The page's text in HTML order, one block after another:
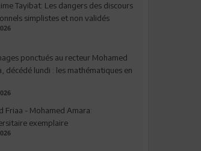
Tayibat: Les dangers des discours
simplistes et non validés
ponctués au recteur Mohamed
décédé lundi : les mathématiques en
Friaa - Mohamed Amara:
exemplaire